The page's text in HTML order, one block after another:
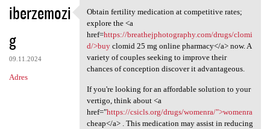
iberzemozi
g
09.11.2024
Adres
Obtain fertility medication
Obtain fertility medication at competitive rates;
explore the <a
href=https://breathejphotography.com/drugs/clomi
d/>buyclomid 25 mg online pharmacy</a> now. A
variety of couples seeking to improve their
chances of conception discover it advantageous.
If you're looking for an affordable solution to your
vertigo, think about <a
href="https://csicls.org/drugs/womenra/">womenra
cheap</a> . This medication may assist in reducing